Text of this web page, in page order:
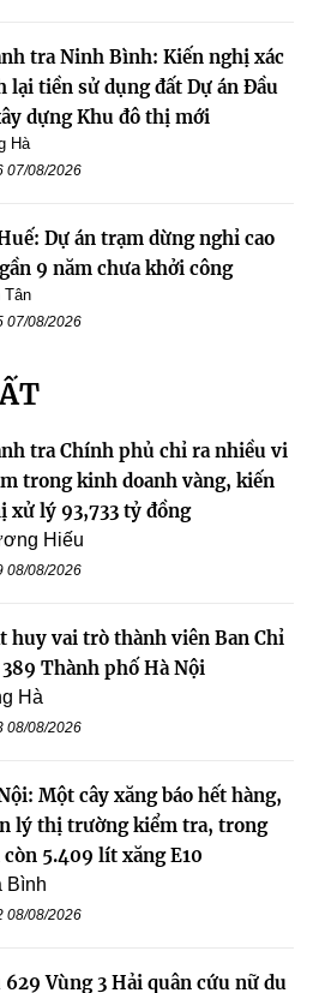
tra Ninh Bình: Kiến nghị xác
lại tiền sử dụng đất Dự án Đầu
dựng Khu đô thị mới
Hà
07/08/2026
Dự án trạm dừng nghỉ cao
9 năm chưa khởi công
Tân
07/08/2026
tra Chính phủ chỉ ra nhiều vi
trong kinh doanh vàng, kiến
xử lý 93,733 tỷ đồng
Hiếu
08/08/2026
huy vai trò thành viên Ban Chỉ
389 Thành phố Hà Nội
Hà
08/08/2026
Một cây xăng báo hết hàng,
lý thị trường kiểm tra, trong
còn 5.409 lít xăng E10
Bình
08/08/2026
629 Vùng 3 Hải quân cứu nữ du